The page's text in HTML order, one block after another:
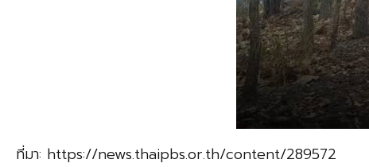
ที่มา: https://news.thaipbs.or.th/content/289572